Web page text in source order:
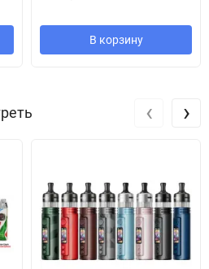
пристрій можна
а він автоматично
можливість використовувати
на дотик, а й довговічний у
дозволяє налаштовувати
свої вподобання.
В корзину
‹ ›